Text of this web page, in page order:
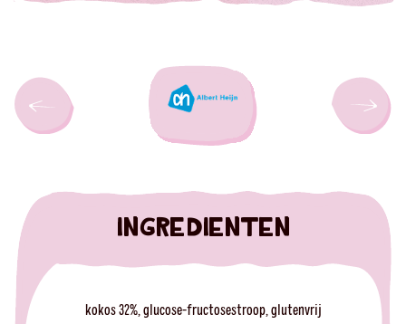
INGREDIENTEN
kokos 32%, glucose-fructosestroop, glutenvrij